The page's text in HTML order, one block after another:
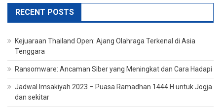
RECENT POSTS
Kejuaraan Thailand Open: Ajang Olahraga Terkenal di Asia
Tenggara
Ransomware: Ancaman Siber yang Meningkat dan Cara Hadapi
Jadwal Imsakiyah 2023 – Puasa Ramadhan 1444 H untuk Jogja
dan sekitar